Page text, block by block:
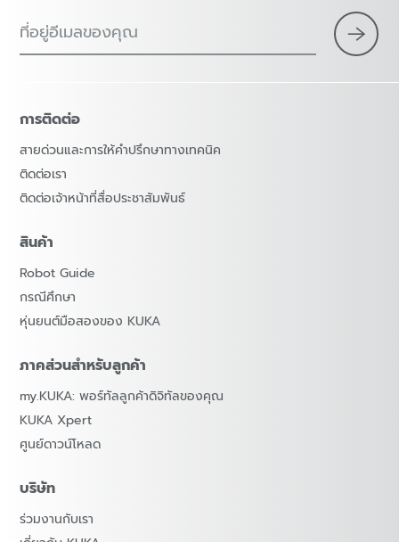
ที่อยู่อีเมลของคุณ
การติดต่อ
สายด่วนและการให้คำปรึกษาทางเทคนิค
ติดต่อเรา
ติดต่อเจ้าหน้าที่สื่อประชาสัมพันธ์
สินค้า
Robot Guide
กรณีศึกษา
หุ่นยนต์มือสองของ KUKA
ภาคส่วนสำหรับลูกค้า
my.KUKA: พอร์ทัลลูกค้าดิจิทัลของคุณ
KUKA Xpert
ศูนย์ดาวน์โหลด
บริษัท
ร่วมงานกับเรา